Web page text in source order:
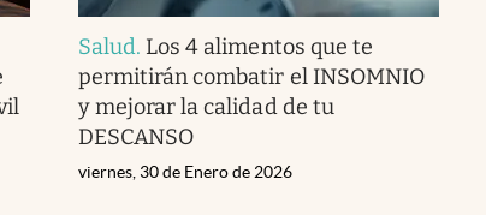
Salud. Los 4 alimentos que te
permitirán combatir el INSOMNIO
y mejorar la calidad de tu
DESCANSO
viernes, 30 de Enero de 2026